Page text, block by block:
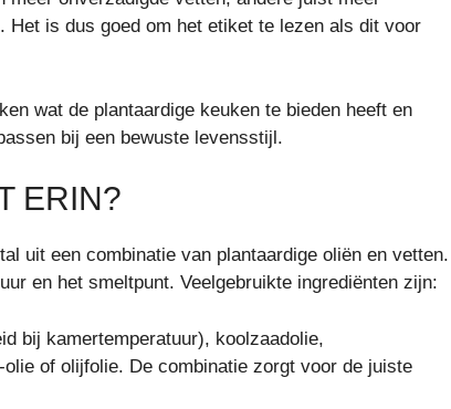
is dus goed om het etiket te lezen als dit voor
wat de plantaardige keuken te bieden heeft en
bij een bewuste levensstijl.
ERIN?
uit een combinatie van plantaardige oliën en vetten.
en het smeltpunt. Veelgebruikte ingrediënten zijn:
bij kamertemperatuur), koolzaadolie,
of olijfolie. De combinatie zorgt voor de juiste